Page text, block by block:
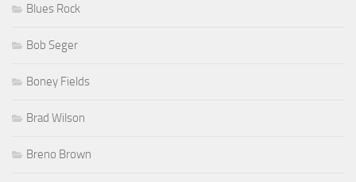
Blues Rock
Bob Seger
Boney Fields
Brad Wilson
Breno Brown